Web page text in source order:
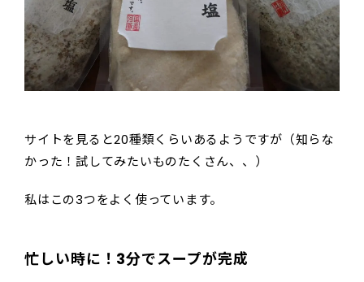
サイトを見ると20種類くらいあるようですが（知らな
かった！試してみたいものたくさん、、）
私はこの3つをよく使っています。
忙しい時に！3分でスープが完成